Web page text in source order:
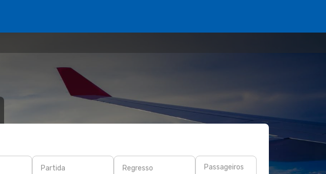
Partida Regresso Passageiros